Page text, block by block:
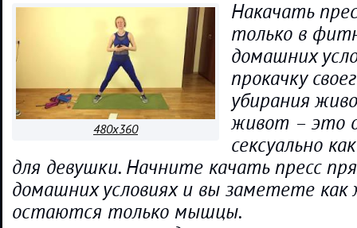
480x360
Накачать
только в
домашних
прокачку
убирания
живот – это
сексуально
для девушки. Начните качать пресс
домашних условиях и вы заметете
остаются только мышцы.